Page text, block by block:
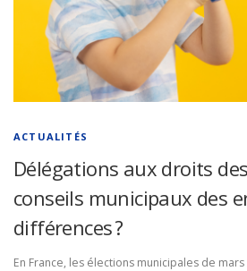
ACTUALITÉS
Délégations aux droits
conseils municipaux des
différences ?
En France, les élections municipales de